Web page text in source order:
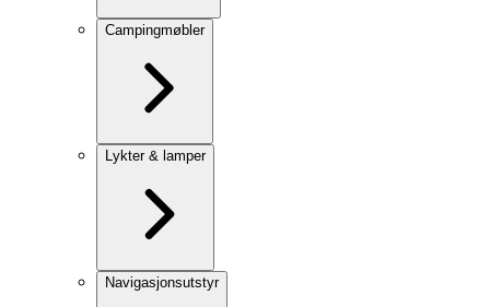
Campingmøbler
Lykter & lamper
Navigasjonsutstyr